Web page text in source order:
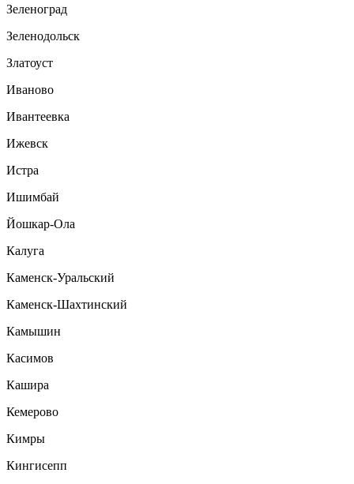
Зеленоград
Зеленодольск
Златоуст
Иваново
Ивантеевка
Ижевск
Истра
Ишимбай
Йошкар-Ола
Калуга
Каменск-Уральский
Каменск-Шахтинский
Камышин
Касимов
Кашира
Кемерово
Кимры
Кингисепп